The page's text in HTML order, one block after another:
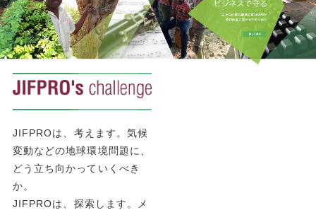
JIFPROは、考えます。気候
変動などの地球環境問題に、
どう立ち向かっていくべき
か。
JIFPROは、探索します。メ